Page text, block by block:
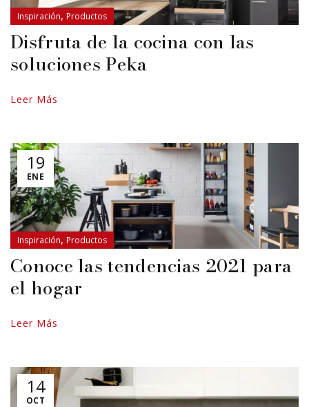
Inspiración, Productos
Disfruta de la cocina con las
soluciones Peka
Leer Más
19
ENE
Inspiración, Productos
Conoce las tendencias 2021 para
el hogar
Leer Más
14
OCT